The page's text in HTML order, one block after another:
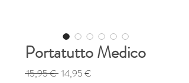
Portatutto Medico
15,95 € Prezzo
14,95 €